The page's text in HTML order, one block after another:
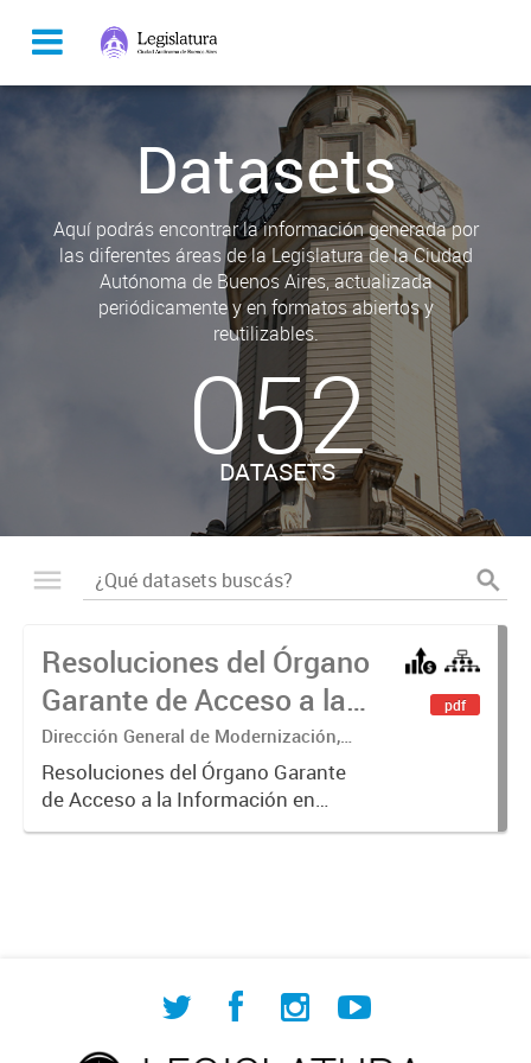
Datasets
Aquí podrás encontrar la información generada por
las diferentes áreas de la Legislatura de la Ciudad
Autónoma de Buenos Aires, actualizada
periódicamente y en formatos abiertos y
reutilizables.
052
DATASETS
Resoluciones del Órgano
Garante de Acceso a la
Información
Dirección General de Modernización,
Sustentabilidad y Fortalecimiento
Institucional
Resoluciones del Órgano Garante
de Acceso a la Información en
ejercicio de las facultades
pdf